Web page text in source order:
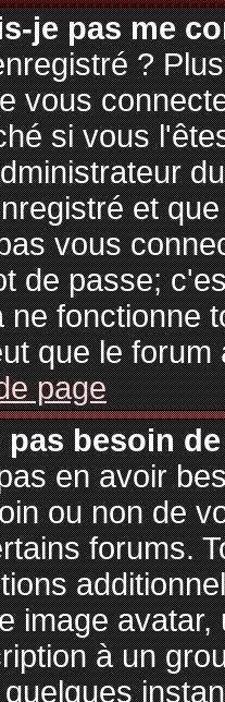
je pas me
?
vous
si vous
et
vous
de passe;
ne fonctionne
que le
page
besoin
en avoir
ou non de
forums.
image
à un